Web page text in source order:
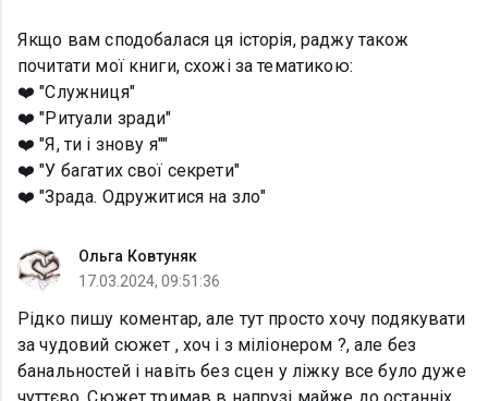
Якщо вам сподобалася ця історія, раджу також
почитати мої книги, схожі за тематикою:
❤️ "Служниця"
❤️ "Ритуали зради"
❤️ "Я, ти і знову я""
❤️ "У багатих свої секрети"
❤️ "Зрада. Одружитися на зло"
Ольга Ковтуняк
17.03.2024, 09:51:36
Рідко пишу коментар, але тут просто хочу подякувати
за чудовий сюжет , хоч і з міліонером ?, але без
банальностей і навіть без сцен у ліжку все було дуже